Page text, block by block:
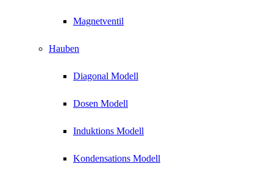
Magnetventil
Hauben
Diagonal Modell
Dosen Modell
Induktions Modell
Kondensations Modell